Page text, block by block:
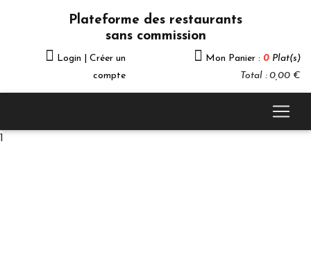
Plateforme des restaurants
sans commission
Login | Créer un
compte
Mon Panier : 0 Plat(s)
Total : 0,00 €
1